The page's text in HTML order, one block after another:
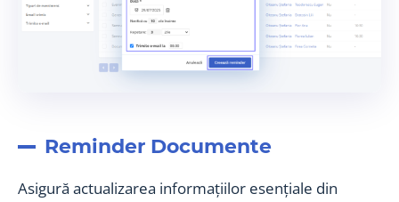
Reminder Documente
Asigură actualizarea informațiilor esențiale din